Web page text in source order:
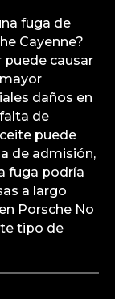
fuga de
Cayenne?
puede causar
daños en
de
puede
de admisión,
fuga podría
a largo
Porsche No
tipo de